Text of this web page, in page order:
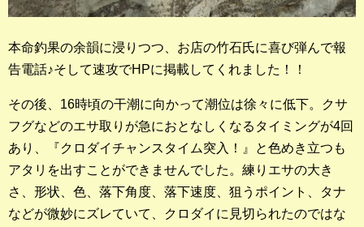
本命釣果の余韻に浸りつつ、お店の竹石氏に喜び弾んで報
告電話♪そして速攻でHPに掲載してくれました！！
その後、16時頃の干潮に向かって潮位は徐々に低下。クサ
フグなどのエサ取りが急におとなしくなるタイミングが4回
あり、『クロダイチャンスタイム突入！』と色めき立つも
アタリを出すことができませんでした。練りエサの大き
さ、形状、色、落下角度、落下速度、狙うポイント、タナ
などが微妙にズレていて、クロダイに見切られたのではな